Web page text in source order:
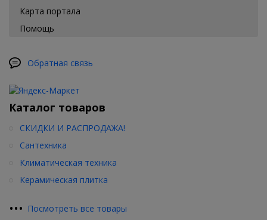
Карта портала
Помощь
Обратная связь
Каталог товаров
СКИДКИ И РАСПРОДАЖА!
Сантехника
Климатическая техника
Керамическая плитка
••• Посмотреть все товары